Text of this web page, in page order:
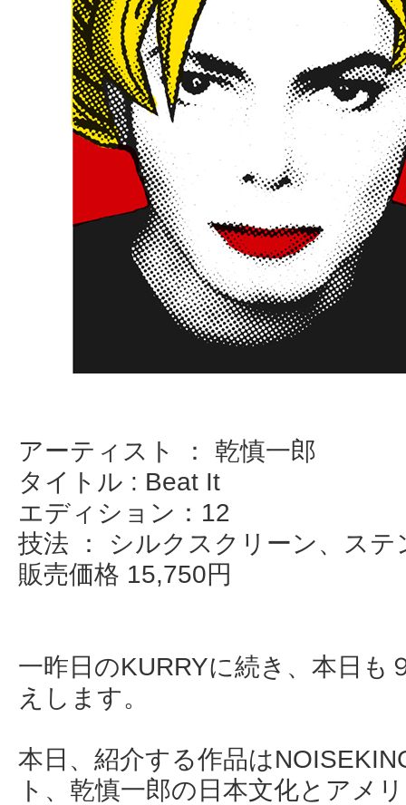
アーティスト ： 乾慎一郎
タイトル : Beat It
エディション：12
技法 ： シルクスクリーン、ス
販売価格 15,750円
一昨日のKURRYに続き、本日も
えします。
本日、紹介する作品は
ト、乾慎一郎の日本文化とアメ